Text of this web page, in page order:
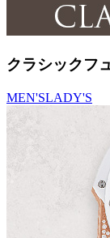
クラシックフ
MEN'SLADY'S